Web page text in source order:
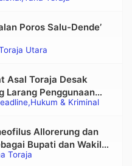
Utara
Poros Salu-Dende’
Hukum & Kriminal
Asal Toraja Desak
Larang Penggunaan
Rumah Adat
Toraja
Allorerung dan
Bupati dan Wakil
Terpilih